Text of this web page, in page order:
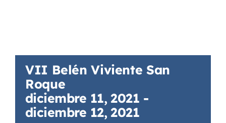
VII Belén Viviente San
Roque
diciembre 11, 2021 -
diciembre 12, 2021